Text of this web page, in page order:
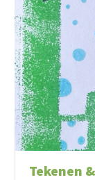
Tekenen